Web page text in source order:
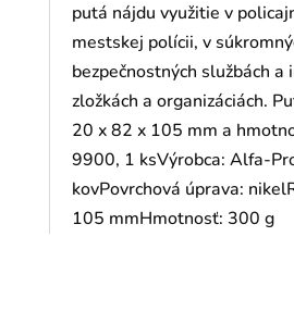
putá nájdu využitie v
mestskej polícii, v
bezpečnostných službách a
zložkách a organizáciách.
20 x 82 x 105 mm a
9900, 1 ksVýrobca: Alfa-
kovPovrchová úprava:
105 mmHmotnosť: 300 g